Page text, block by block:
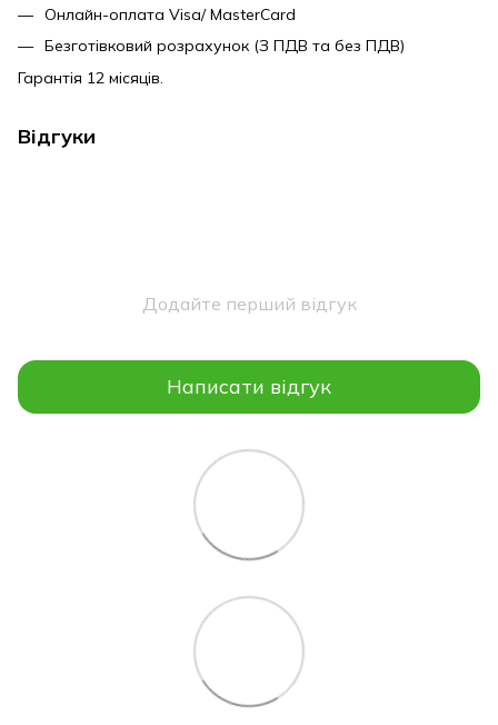
Онлайн-оплата Visa/ MasterCard
Безготівковий розрахунок (З ПДВ та без ПДВ)
Гарантія 12 місяців.
Відгуки
Додайте перший відгук
Написати відгук